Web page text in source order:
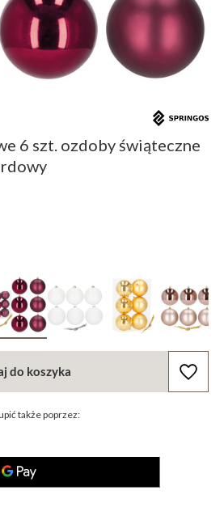
6 szt. ozdoby świąteczne
do koszyka
także poprzez: